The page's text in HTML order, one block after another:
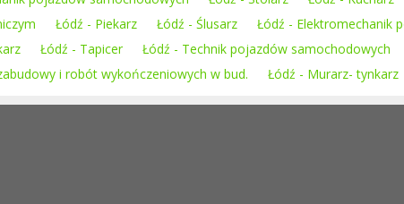
Łódź - Piekarz Łódź - Ślusarz
Łódź - Elektromechanik
Łódź - Tapicer
Łódź - Technik pojazdów samochodowych
i robót wykończeniowych w bud. Łódź - Murarz- tynkarz